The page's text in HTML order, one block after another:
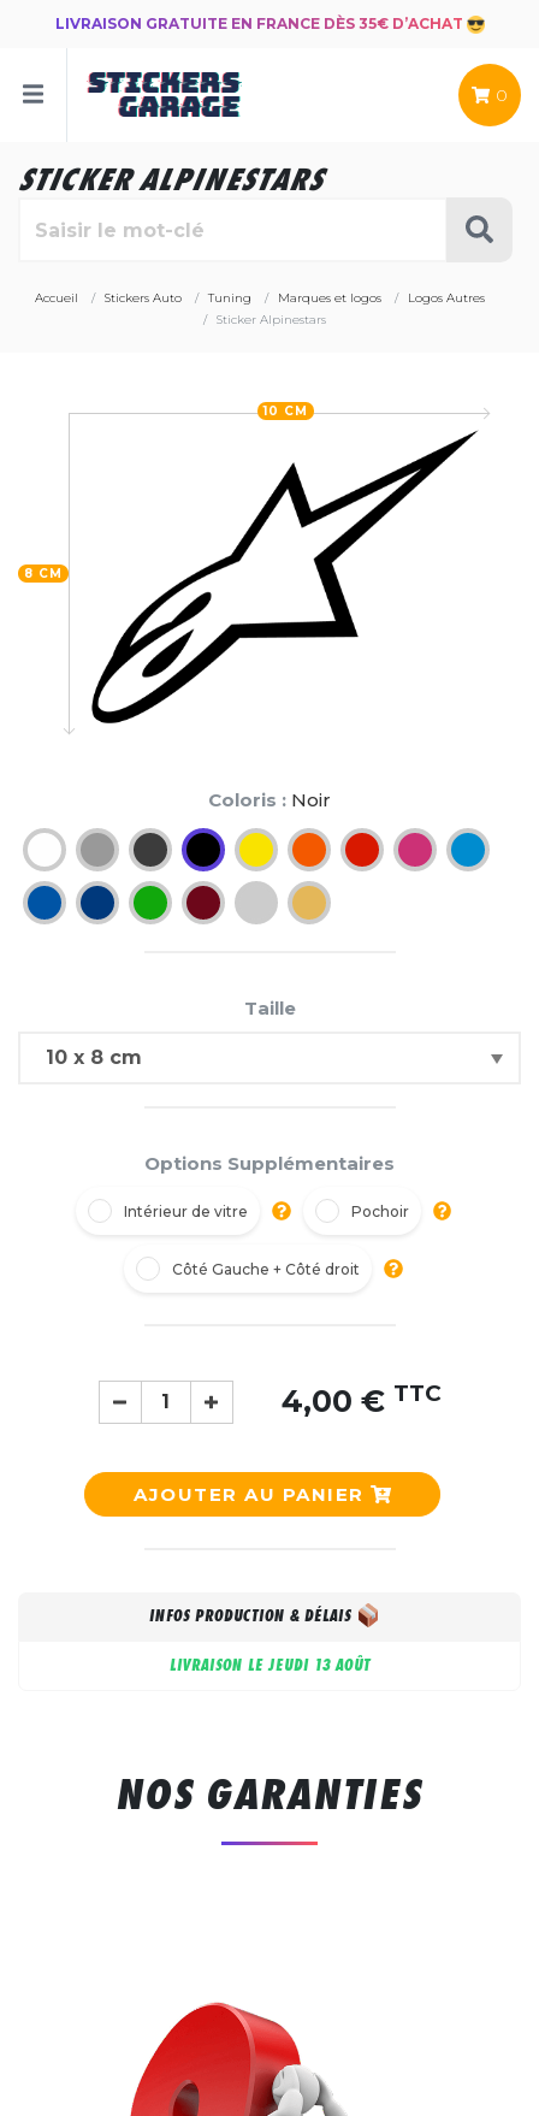
LIVRAISON GRATUITE EN FRANCE DÈS 35€ D’ACHAT
0
STICKER ALPINESTARS
Accueil Stickers Auto Tuning Marques et logos
Logos Autres
Sticker Alpinestars
8 CM
10 CM
Coloris : Noir
Taille
Options Supplémentaires
Intérieur de vitre Pochoir
Côté Gauche + Côté droit
4,00 € TTC
AJOUTER AU PANIER
INFOS PRODUCTION & DÉLAIS
LIVRAISON LEJEUDI 13 AOÛT
NOS GARANTIES